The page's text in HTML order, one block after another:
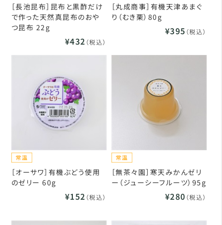
［長池昆布］昆布と黒酢だけ
で作った天然真昆布のおや
つ昆布 22g
¥432 （税込）
［丸成商事］有機天津あまぐ
り（むき栗）80g
¥395 （税込）
［オーサワ］有機ぶどう使用
のゼリー 60g
¥152 （税込）
［無茶々園］寒天みかんゼリ
ー（ジューシーフルーツ）95g
¥280 （税込）